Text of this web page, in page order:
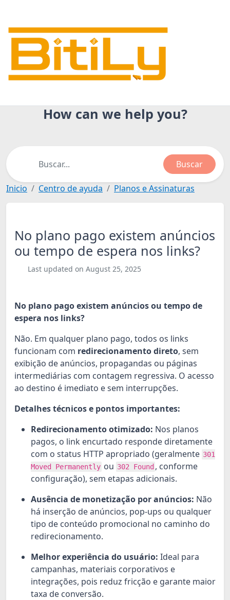
How can we help you?
Buscar
Inicio Centro de ayuda Planos e Assinaturas
No plano pago existem anúncios
ou tempo de espera nos links?
Last updated on August 25, 2025
No plano pago existem anúncios ou tempo de
espera nos links?
Não. Em qualquer plano pago, todos os links
funcionam com redirecionamento direto, sem
exibição de anúncios, propagandas ou páginas
intermediárias com contagem regressiva. O acesso
ao destino é imediato e sem interrupções.
Detalhes técnicos e pontos importantes:
Redirecionamento otimizado: Nos planos
pagos, o link encurtado responde diretamente
com o status HTTP apropriado (geralmente 301
Moved Permanently ou 302 Found , conforme
configuração), sem etapas adicionais.
Ausência de monetização por anúncios: Não
há inserção de anúncios, pop-ups ou qualquer
tipo de conteúdo promocional no caminho do
redirecionamento.
Melhor experiência do usuário: Ideal para
campanhas, materiais corporativos e
integrações, pois reduz fricção e garante maior
taxa de conversão.